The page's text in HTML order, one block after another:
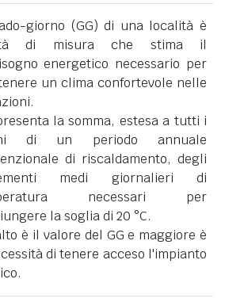
giorno (GG) di una località è
di misura che stima il
energetico necessario per
un clima confortevole nelle
la somma, estesa a tutti i
di un periodo annuale
di riscaldamento, degli
medi giornalieri di
necessari per
la soglia di 20 °C.
è il valore del GG e maggiore è
di tenere acceso l'impianto